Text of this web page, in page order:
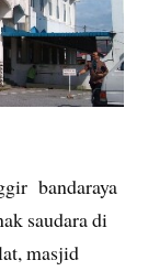
bandaraya
saudara di
masjid